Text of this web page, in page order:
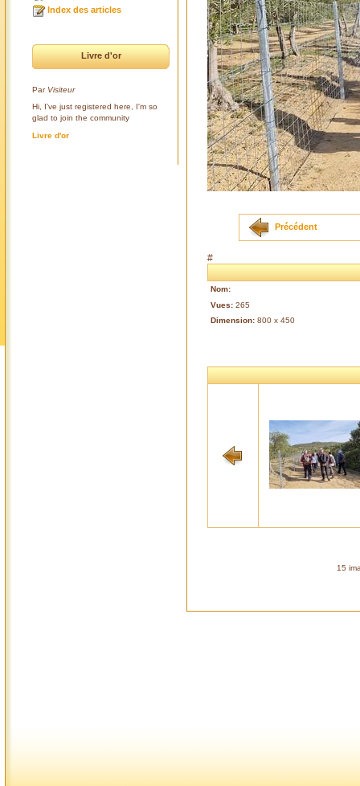
Index des articles
Livre d'or
Par Visiteur
Hi, I've just registered here, I'm so
glad to join the community
Livre d'or
Précédent
#
Nom:
Vues: 265
Dimension: 800 x 450
15